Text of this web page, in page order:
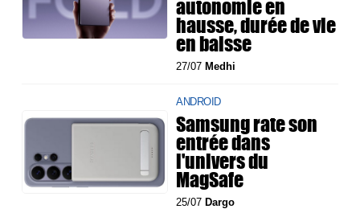
autonomie en
hausse, durée de vie
en baisse
27/07 Medhi
ANDROID
Samsung rate son
entrée dans
l'univers du
MagSafe
25/07 Dargo